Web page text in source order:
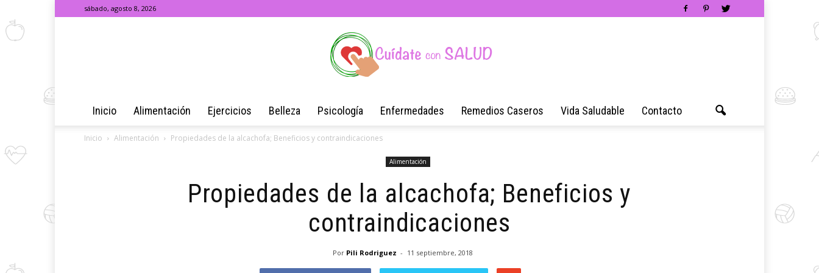
sábado, agosto 8, 2026
de
Inicio Alimentación Ejercicios Belleza Psicología Enfermedades Remedios Caseros Vida Saludable Contacto
Inicio Alimentación Propiedades de la alcachofa; Beneficios y contraindicaciones
Alimentación
Propiedades de la alcachofa; Beneficios y
contraindicaciones
Por Pili Rodriguez - 11 septiembre, 2018